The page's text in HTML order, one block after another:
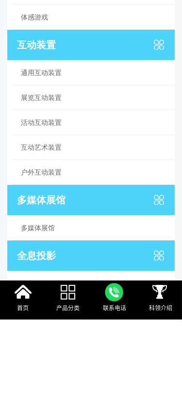
体感游戏
互动装置
通用互动装置
展览互动装置
活动互动装置
互动艺术装置
户外互动装置
多媒体展馆
多媒体展馆
全息投影
全息投影
多媒体展厅设备 联系电话 科领介绍
首页 产品分类